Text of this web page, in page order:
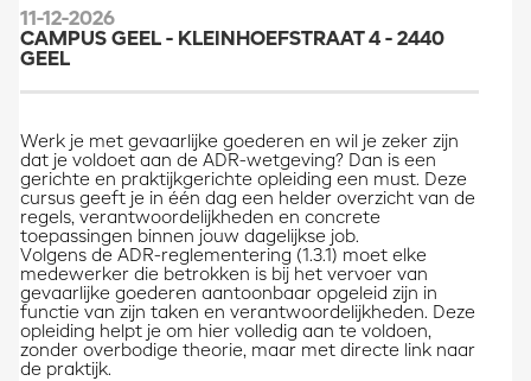
11-12-2026
CAMPUS GEEL - KLEINHOEFSTRAAT 4 - 2440
GEEL
Werk je met gevaarlijke goederen en wil je zeker zijn
dat je voldoet aan de ADR-wetgeving? Dan is een
gerichte en praktijkgerichte opleiding een must. Deze
cursus geeft je in één dag een helder overzicht van de
regels, verantwoordelijkheden en concrete
toepassingen binnen jouw dagelijkse job.
Volgens de ADR-reglementering (1.3.1) moet elke
medewerker die betrokken is bij het vervoer van
gevaarlijke goederen aantoonbaar opgeleid zijn in
functie van zijn taken en verantwoordelijkheden. Deze
opleiding helpt je om hier volledig aan te voldoen,
zonder overbodige theorie, maar met directe link naar
de praktijk.